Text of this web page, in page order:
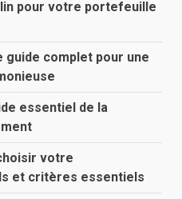
pour votre portefeuille
guide complet pour une
essentiel de la
votre
et critères essentiels